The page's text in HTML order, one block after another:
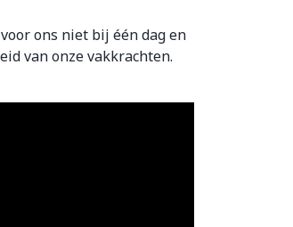
ons niet bij één dag en
van onze vakkrachten.